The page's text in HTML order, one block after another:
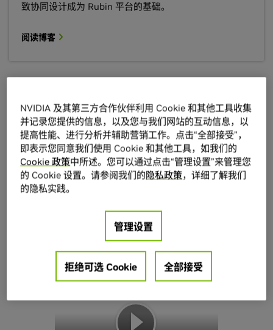
致协同设计成为 Rubin 平台的基础。
阅读博客
NVIDIA Vera Rubin POD：一台 AI 超级计算机，五
大机架级系统
了解统一的 MGX 体系架构如何利用灵活、可互换的互连
产品，让运营商能够为代理型应用快速扩展定制化的 AI
工厂。
NVIDIA 及其第三方合作伙伴利用 Cookie 和其他工具收集
并记录您提供的信息，以及您与我们网站的互动信息，以
提高性能、进行分析并辅助营销工作。点击“全部接受”，
即表示您同意我们使用 Cookie 和其他工具，如我们的
Cookie 政策中所述。您可以通过点击“管理设置”来管理您
的 Cookie 设置。请参阅我们的隐私政策，详细了解我们
的隐私实践。
管理设置
拒绝可选 Cookie 全部接受